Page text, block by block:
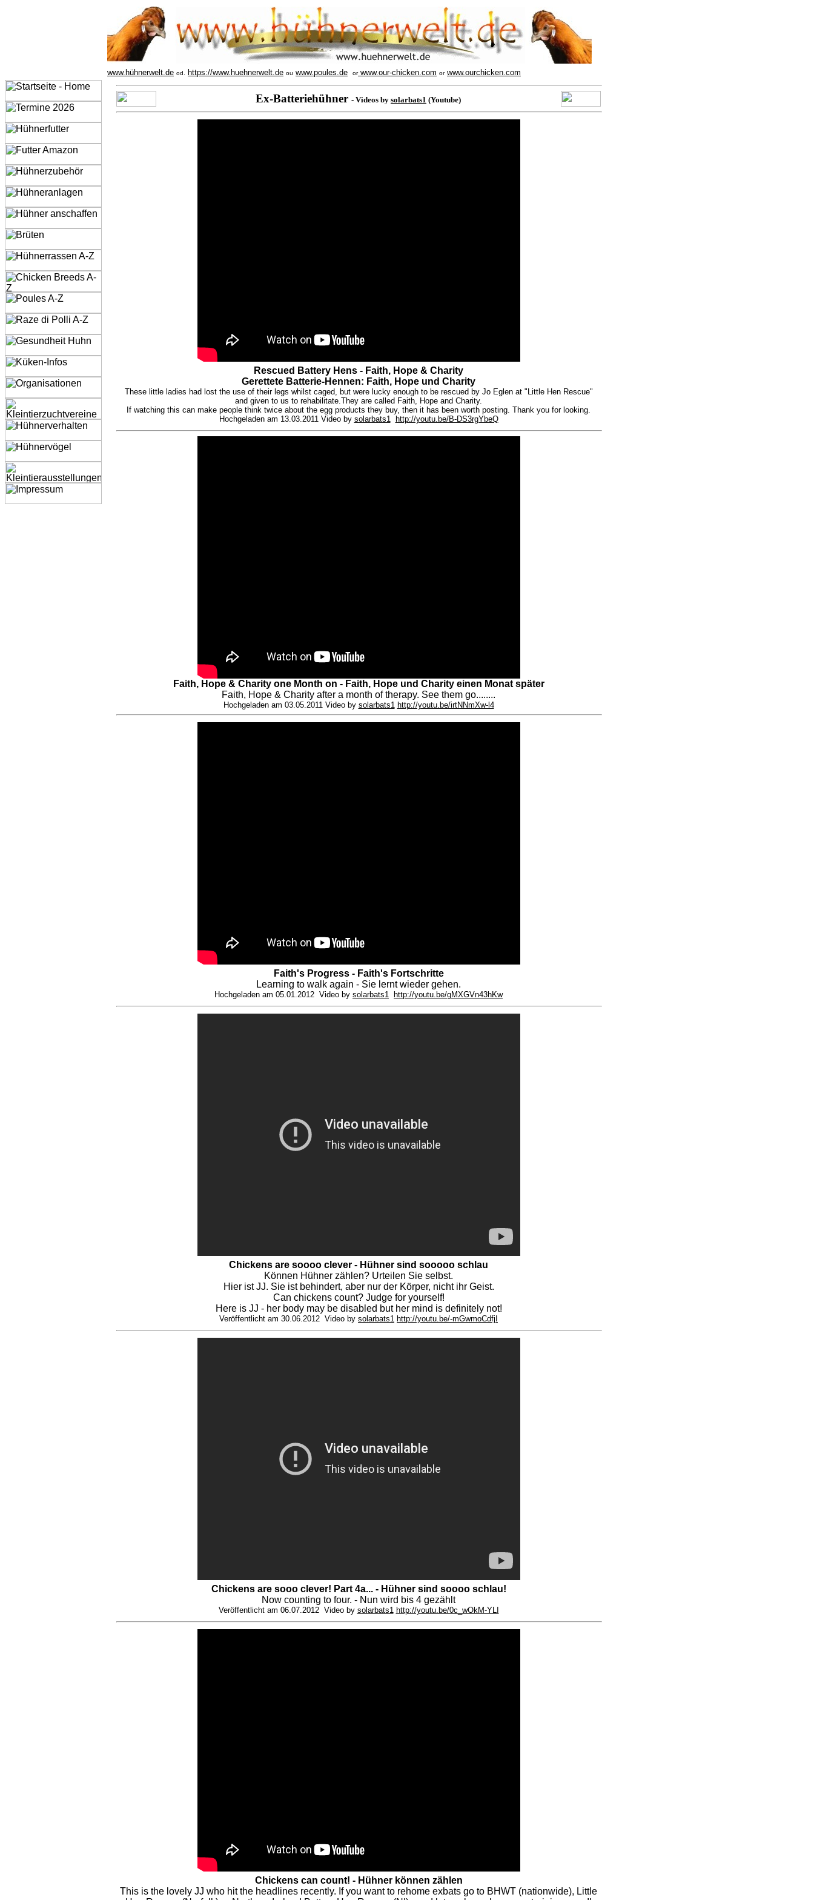
www.hühnerwelt.de od. https://www.huehnerwelt.de ou www.poules.de orwww.our-chicken.com or www.ourchicken.com
Ex-Batteriehühner - Videos by solarbats1 (Youtube)
Rescued Battery Hens - Faith, Hope & Charity
Gerettete Batterie-Hennen: Faith, Hope und Charity
These little ladies had lost the use of their legs whilst caged, but were lucky enough to be rescued by Jo Eglen at "Little Hen Rescue"
and given to us to rehabilitate.They are called Faith, Hope and Charity.
If watching this can make people think twice about the egg products they buy, then it has been worth posting. Thank you for looking.
Hochgeladen am 13.03.2011 Video by solarbats1 http://youtu.be/B-DS3rgYbeQ
Faith, Hope & Charity one Month on - Faith, Hope und Charity einen Monat später
Faith, Hope & Charity after a month of therapy. See them go........
Hochgeladen am 03.05.2011 Video by solarbats1 http://youtu.be/irtNNmXw-l4
Faith's Progress - Faith's Fortschritte
Learning to walk again - Sie lernt wieder gehen.
Hochgeladen am 05.01.2012 Video by solarbats1 http://youtu.be/gMXGVn43hKw
Chickens are soooo clever - Hühner sind sooooo schlau
Können Hühner zählen? Urteilen Sie selbst.
Hier ist JJ. Sie ist behindert, aber nur der Körper, nicht ihr Geist.
Can chickens count? Judge for yourself!
Here is JJ - her body may be disabled but her mind is definitely not!
Veröffentlicht am 30.06.2012 Video by solarbats1 http://youtu.be/-mGwmoCdfjI
Chickens are sooo clever! Part 4a... - Hühner sind soooo schlau!
Now counting to four. - Nun wird bis 4 gezählt
Veröffentlicht am 06.07.2012 Video by solarbats1 http://youtu.be/0c_wOkM-YLI
Chickens can count! - Hühner können zählen
This is the lovely JJ who hit the headlines recently. If you want to rehome exbats go to BHWT (nationwide), Little